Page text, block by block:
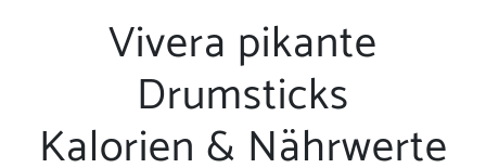
Vivera pikante
Drumsticks
Kalorien & Nährwerte